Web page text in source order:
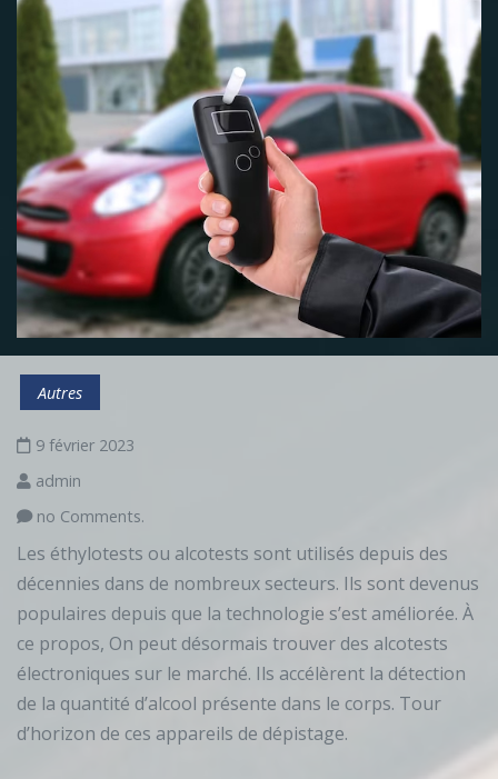
Autres
9 février 2023
admin
no Comments.
Les éthylotests ou alcotests sont utilisés depuis des
décennies dans de nombreux secteurs. Ils sont devenus
populaires depuis que la technologie s’est améliorée. À
ce propos, On peut désormais trouver des alcotests
électroniques sur le marché. Ils accélèrent la détection
de la quantité d’alcool présente dans le corps. Tour
d’horizon de ces appareils de dépistage.